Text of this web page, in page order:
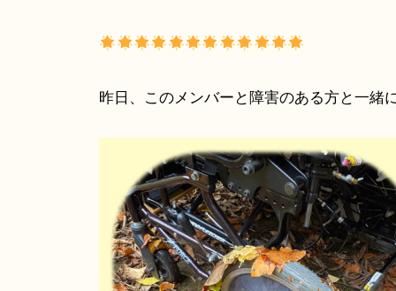
昨日、このメンバーと障害のある方と一緒